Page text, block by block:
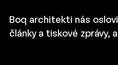
Boq architekti nás
články a tiskové zprávy,